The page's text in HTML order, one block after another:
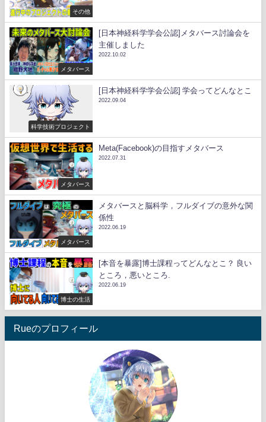
その他
メタバース
[日本神経科学学会公認]メタバース討論会を
主催しました
2022.10.02
科学技術プロジェクト
[日本神経科学学会公認] 学会ってどんなとこ
2022.09.04
メタバース
Meta(Facebook)の目指すメタバース
2022.07.31
メタバース
メタバースと脳科学，フルダイブの意外な関
係性
2022.06.19
博士の生活
[本音を暴露]博士課程ってどんなとこ？ 良い
ところ，悪いところ.
2022.06.19
Rueのプロフィール